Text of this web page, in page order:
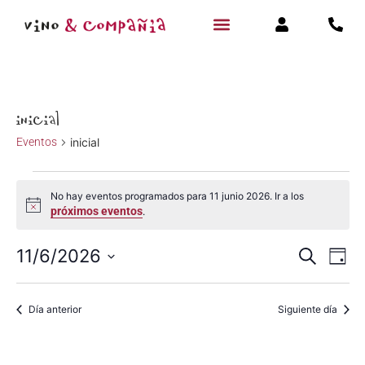
inicial
Eventos inicial
Aviso
No hay eventos programados para 11 junio 2026. Ir a los
próximos eventos.
de
Buscar
de
Día
11/6/2026
la
fecha.
Día anterior Siguiente día